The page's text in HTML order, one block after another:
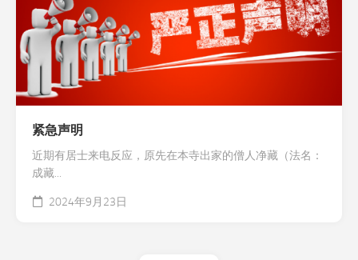
紧急声明
近期有居士来电反应，原先在本寺出家的僧人净藏（法名：
成藏...
2024年9月23日